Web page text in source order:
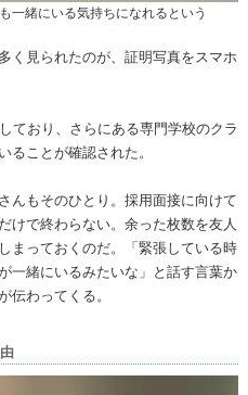
緒にいる気持ちになれるという
く見られたのが、証明写真をスマホ
ており、さらにある専門学校のクラ
ことが確認された。
んもそのひとり。採用面接に向けて
けで終わらない。余った枚数を友人
まっておくのだ。「緊張している時
一緒にいるみたいな」と話す言葉か
伝わってくる。